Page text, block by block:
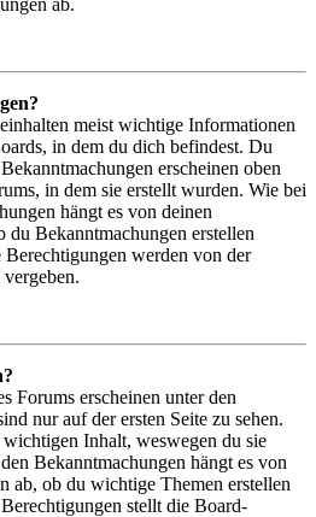
ab.
meist wichtige Informationen
in dem du dich befindest. Du
erscheinen oben
in dem sie erstellt wurden. Wie bei
hängt es von deinen
du Bekanntmachungen erstellen
werden von der
Forums erscheinen unter den
nur auf der ersten Seite zu sehen.
wichtigen Inhalt, weswegen du sie
Bekanntmachungen hängt es von
ab, ob du wichtige Themen erstellen
stellt die Board-